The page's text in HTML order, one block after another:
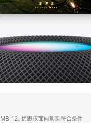
12。优惠仅面向购买符合条件